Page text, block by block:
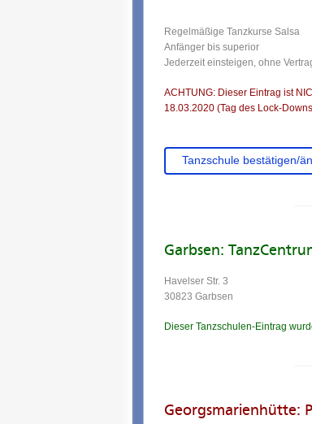
Regelmäßige Tanzkurse Salsa
Anfänger bis superior
Jederzeit einsteigen, ohne
ACHTUNG: Dieser Eintrag ist
18.03.2020 (Tag des Lock-
Tanzschule bestätigen/
Garbsen:
Havelser Str. 3
30823 Garbsen
Dieser Tanzschulen-Eintrag
Georgsmarienhütte: